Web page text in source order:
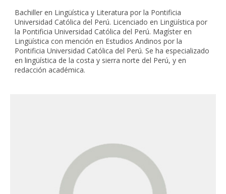
Bachiller en Lingüística y Literatura por la Pontificia
Universidad Católica del Perú. Licenciado en Lingüística por
la Pontificia Universidad Católica del Perú. Magíster en
Lingüística con mención en Estudios Andinos por la
Pontificia Universidad Católica del Perú. Se ha especializado
en lingüística de la costa y sierra norte del Perú, y en
redacción académica.